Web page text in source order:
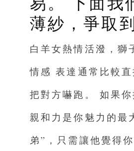
薄紗，爭取
白羊女熱情活潑，獅
情感 表達通常比較
把對方嚇跑。 如果
親和力是你魅力的最
弟”，只需讓他覺得